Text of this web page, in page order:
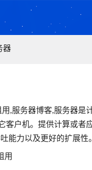
器
,服务器博客,服务器
客户机。提供计算或者
能力以及更好的扩展性。
用